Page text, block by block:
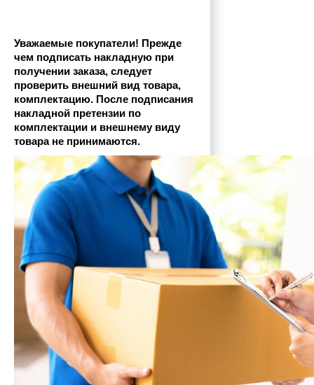
Уважаемые покупатели! Прежде
чем подписать накладную при
получении заказа, следует
проверить внешний вид товара,
комплектацию. После подписания
накладной претензии по
комплектации и внешнему виду
товара не принимаются.